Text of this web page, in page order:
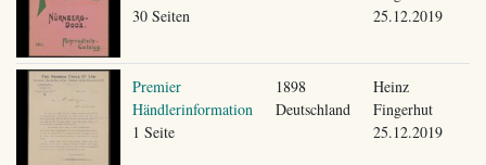
30 Seiten
25.12.2019
Premier
Händlerinformation
1 Seite
1898
Deutschland
Heinz
Fingerhut
25.12.2019